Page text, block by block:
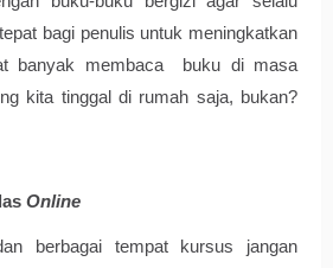
bagi penulis untuk meningkatkan
banyak membaca  buku di masa
kita tinggal di rumah saja, bukan?
Online
berbagai tempat kursus jangan